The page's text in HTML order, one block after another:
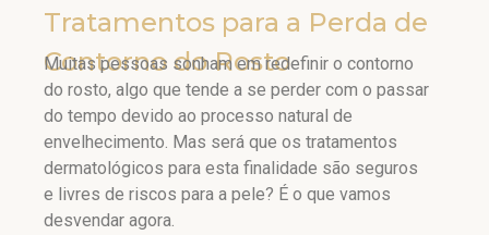
Tratamentos para a Perda de
Contorno do Rosto
Muitas pessoas sonham em redefinir o contorno
do rosto, algo que tende a se perder com o passar
do tempo devido ao processo natural de
envelhecimento. Mas será que os tratamentos
dermatológicos para esta finalidade são seguros
e livres de riscos para a pele? É o que vamos
desvendar agora.